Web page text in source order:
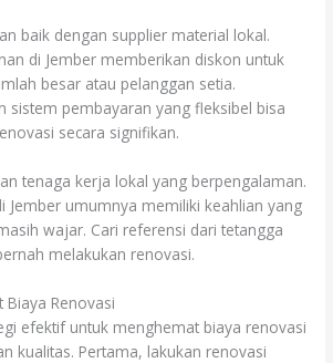
baik dengan supplier material lokal.
di Jember memberikan diskon untuk
besar atau pelanggan setia.
sistem pembayaran yang fleksibel bisa
secara signifikan.
tenaga kerja lokal yang berpengalaman.
Jember umumnya memiliki keahlian yang
wajar. Cari referensi dari tetangga
melakukan renovasi.
Biaya Renovasi
efektif untuk menghemat biaya renovasi
kualitas. Pertama, lakukan renovasi